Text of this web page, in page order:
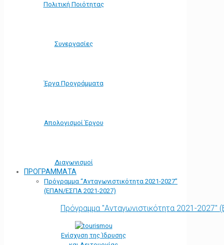
Πολιτική Ποιότητας
Συνεργασίες
Έργα Προγράμματα
Απολογισμοί Έργου
Διαγωνισμοί
ΠΡΟΓΡΑΜΜΑΤΑ
Πρόγραμμα “Ανταγωνιστικότητα 2021-2027”
(ΕΠΑΝ/ΕΣΠΑ 2021-2027)
Πρόγραμμα "Ανταγωνιστικότητα 2021-
Ενίσχυση της Ίδρυσης